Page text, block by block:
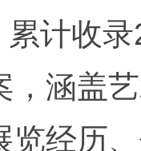
累计收
，涵盖
览经历